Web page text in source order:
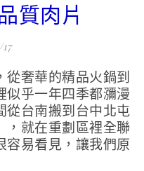
質肉片
似乎一年四季都瀰漫
從台南搬到台中北屯
，就在重劃區裡全聯
容易看見，讓我們原